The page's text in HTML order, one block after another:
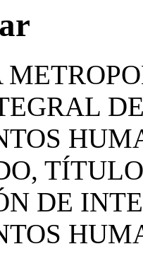
DE